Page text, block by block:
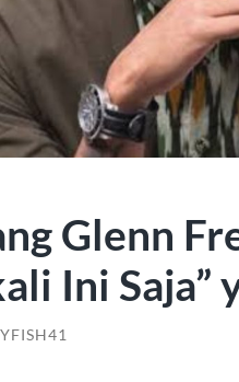
Glenn
Ini Saja”